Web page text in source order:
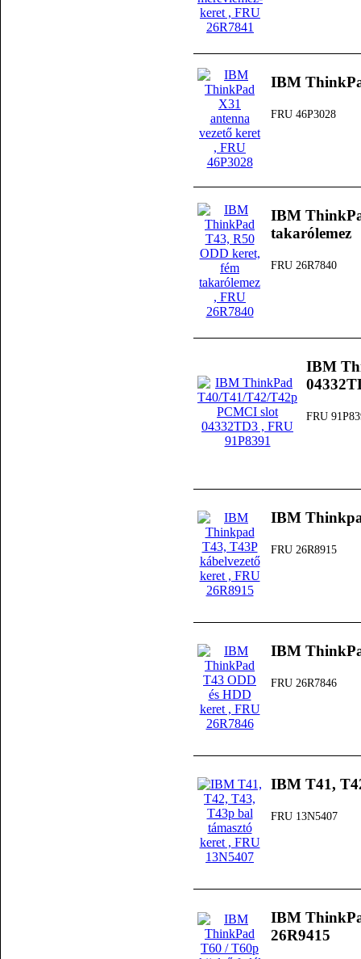
IBM
FRU 46P3028
IBM
takarólemez
FRU 26R7840
IBM
FRU
IBM
FRU 26R8915
IBM
FRU 26R7846
IBM T41,
FRU 13N5407
IBM
26R9415